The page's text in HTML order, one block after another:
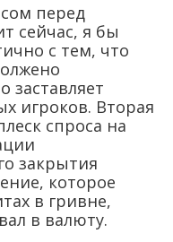
перед
сейчас, я бы
с тем, что
заставляет
игроков. Вторая
спроса на
закрытия
которое
в гривне,
в валюту.